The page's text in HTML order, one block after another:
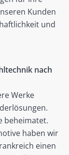
Kunden
und
nach
Werke
beheimatet.
haben wir
einen